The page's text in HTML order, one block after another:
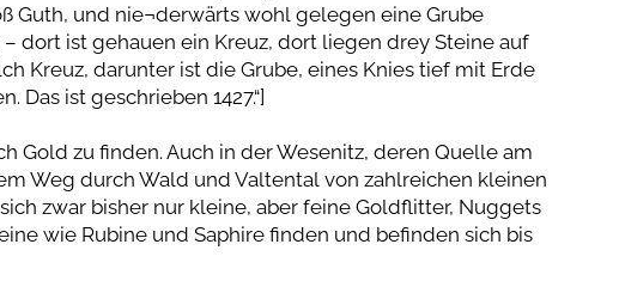
Guth, und nie¬derwärts wohl gelegen eine Grube
dort ist gehauen ein Kreuz, dort liegen drey Steine auf
Kreuz, darunter ist die Grube, eines Knies tief mit Erde
Das ist geschrieben 1427.“]
Gold zu finden. Auch in der Wesenitz, deren Quelle am
Weg durch Wald und Valtental von zahlreichen kleinen
zwar bisher nur kleine, aber feine Goldflitter, Nuggets
wie Rubine und Saphire finden und befinden sich bis